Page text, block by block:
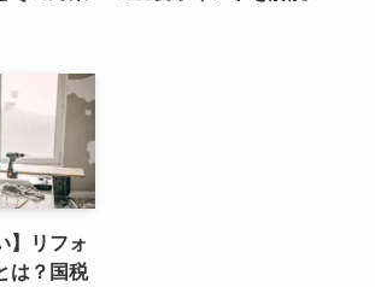
】リフォ
は？国税